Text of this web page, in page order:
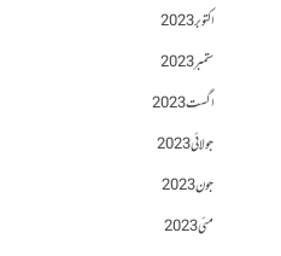
اکتوبر 2023
ستمبر 2023
اگست 2023
جولائی 2023
جون 2023
مئی 2023